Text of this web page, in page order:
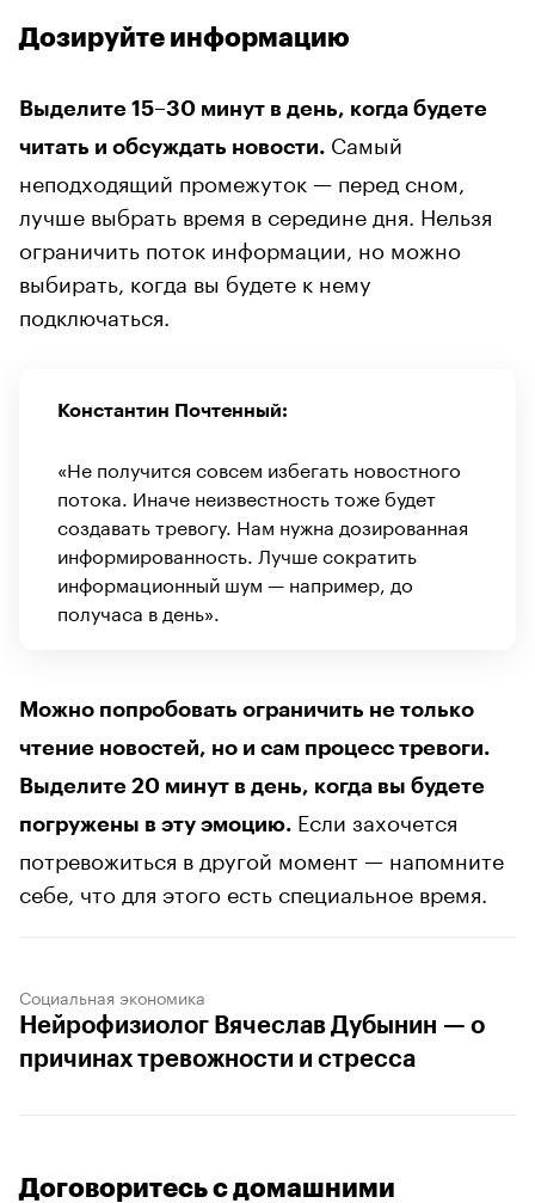
Дозируйте информацию
Выделите 15–30 минут в день, когда будете
читать и обсуждать новости. Самый
неподходящий промежуток — перед сном,
лучше выбрать время в середине дня. Нельзя
ограничить поток информации, но можно
выбирать, когда вы будете к нему
подключаться.
Константин Почтенный:
«Не получится совсем избегать новостного
потока. Иначе неизвестность тоже будет
создавать тревогу. Нам нужна дозированная
информированность. Лучше сократить
информационный шум — например, до
получаса в день».
Можно попробовать ограничить не только
чтение новостей, но и сам процесс тревоги.
Выделите 20 минут в день, когда вы будете
погружены в эту эмоцию. Если захочется
потревожиться в другой момент — напомните
себе, что для этого есть специальное время.
Социальная экономика
Нейрофизиолог Вячеслав Дубынин — о
причинах тревожности и стресса
Договоритесь с домашними